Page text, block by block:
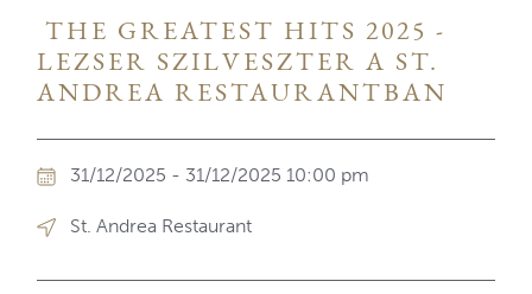
​ THE GREATEST HITS 202​5 -
LEZSER SZILVESZTER A ST.
ANDREA RESTAURANTBAN
31/12/2025 - 31/12/2025 10:00 pm
St. Andrea Restaurant